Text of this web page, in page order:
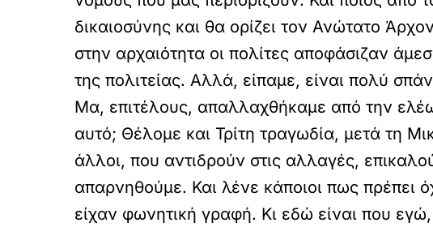
δικαιοσύνης και θα ορίζει τον Ανώτατο
στην αρχαιότητα οι πολίτες αποφάσιζαν
της πολιτείας. Αλλά, είπαμε, είναι πολύ
Μα, επιτέλους, απαλλαχθήκαμε από την
αυτό; Θέλομε και Τρίτη τραγωδία, μετά τη
άλλοι, που αντιδρούν στις αλλαγές,
απαρνηθούμε. Και λένε κάποιοι πως πρέπει
είχαν φωνητική γραφή. Κι εδώ είναι που